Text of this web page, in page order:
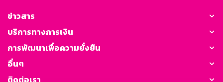
ข่าวสาร
บริการทางการเงิน
การพัฒนาเพื่อความยั่งยืน
อื่นๆ